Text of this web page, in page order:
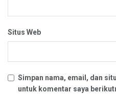
Situs Web
Simpan nama, email, dan
untuk komentar saya